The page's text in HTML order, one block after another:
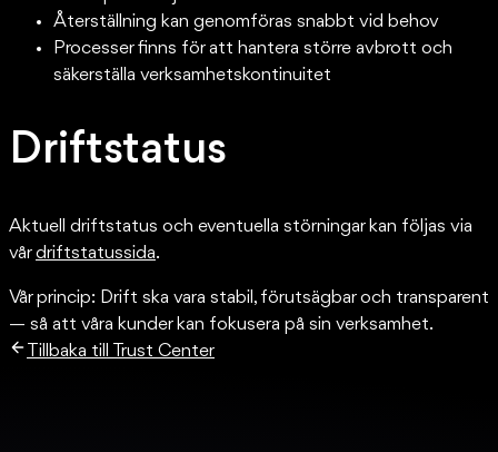
Återställning kan genomföras snabbt vid behov
Processer finns för att hantera större avbrott och
säkerställa verksamhetskontinuitet
Driftstatus
Aktuell driftstatus och eventuella störningar kan följas via
vårdriftstatussida.
Vår princip: Drift ska vara stabil, förutsägbar och transparent
— så att våra kunder kan fokusera på sin verksamhet.
Tillbaka till Trust Center